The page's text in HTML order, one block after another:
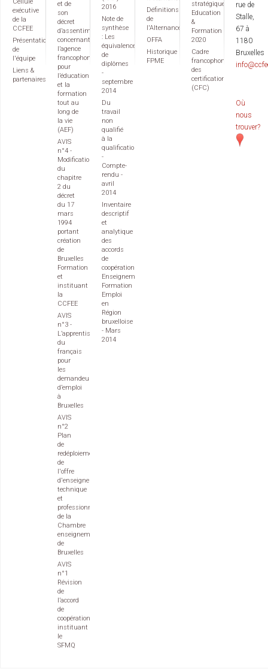
exécutive
de la
CCFEE
Présentation
de
l'équipe
Liens &
partenaires
et de
son
décret
d’assentiment
concernant
l’agence
francophone
pour
l’éducation
et la
formation
tout au
long de
la vie
(AEF)
AVIS
n°4 -
Modification
du
chapitre
2 du
décret
du 17
mars
1994
portant
création
de
Bruxelles
Formation
et
instituant
la
CCFEE
AVIS
n°3 -
L’apprentissage
du
français
pour
les
demandeurs
d’emploi
à
Bruxelles
AVIS
n°2
Plan
de
redéploiement
de
l'offre
d'enseignement
technique
et
professionnel
de la
Chambre
enseignement
de
Bruxelles
AVIS
n°1
Révision
de
l’accord
de
coopération
instituant
le
SFMQ
2016
Note de
synthèse
: Les
équivalences
de
diplômes
-
septembre
2014
Du
travail
non
qualifié
à la
qualification
-
Compte-
rendu -
avril
2014
Inventaire
descriptif
et
analytique
des
accords
de
coopération
Enseignement
Formation
Emploi
en
Région
bruxelloise
- Mars
2014
Définitions
de
l'Alternance
OFFA
Historique
FPME
stratégique
Education
&
Formation
2020
Cadre
francophone
des
certifications
(CFC)
rue de
Stalle,
67 à
1180
Bruxelles
Où
nous
trouver?